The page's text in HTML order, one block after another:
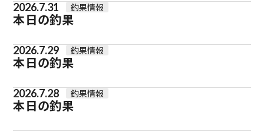
2026.7.31 釣果情報
本日の釣果
2026.7.29 釣果情報
本日の釣果
2026.7.28 釣果情報
本日の釣果